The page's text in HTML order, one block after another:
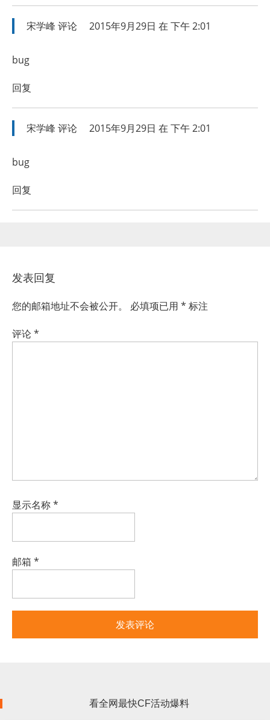
宋学峰 评论 2015年9月29日 在 下午 2:01
bug
回复
宋学峰 评论 2015年9月29日 在 下午 2:01
bug
回复
发表回复
您的邮箱地址不会被公开。 必填项已用 * 标注
评论*
显示名称*
邮箱 *
看全网最快CF活动爆料